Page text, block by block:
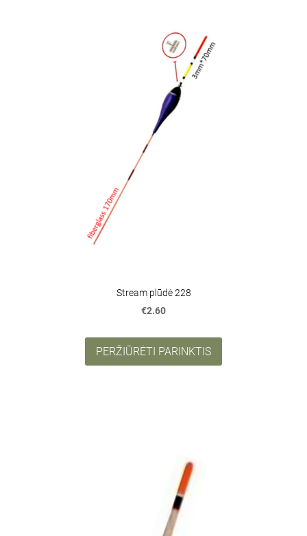
Stream plūdė 228
€2.60
PERŽIŪRĖTI PARINKTIS